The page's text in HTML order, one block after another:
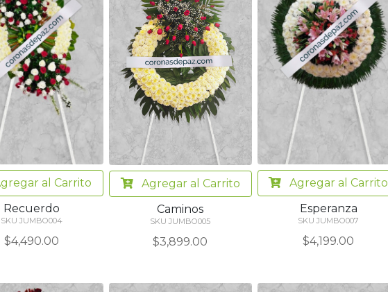
al Carrito
Recuerdo
SKU JUMBO004
$4,490.00
Agregar al Carrito
Caminos
SKU JUMBO005
$3,899.00
Agregaral Carrito
Esperanza
SKU JUMBO007
$4,199.00